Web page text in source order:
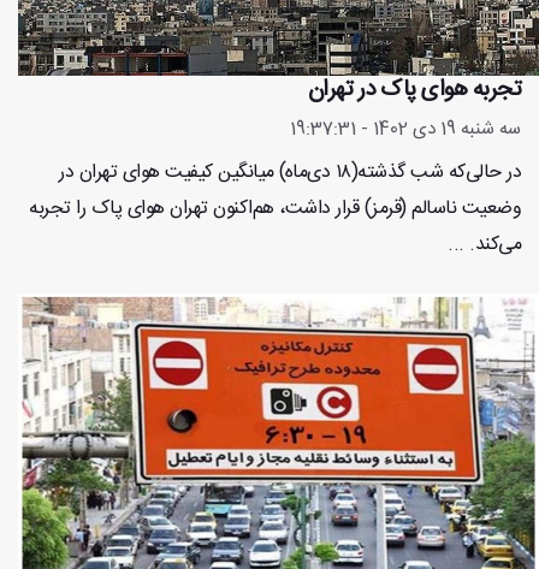
تجربه هوای پاک در تهران
سه شنبه 19 دی 1402 - 19:37:31
در حالی‌که شب گذشته(۱۸ دی‌ماه) میانگین کیفیت هوای تهران در
وضعیت ناسالم (قرمز) قرار داشت، هم‌اکنون تهران هوای پاک را تجربه
می‌کند. ...